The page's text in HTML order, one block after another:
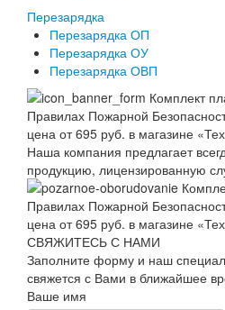
Перезарядка
Перезарядка ОП
Перезарядка ОУ
Перезарядка ОВП
Наша компания предлагает
продукцию, лицензированную
СВЯЖИТЕСЬ С НАМИ
Заполните форму и наш
свяжется с Вами в ближайшее
Ваше имя